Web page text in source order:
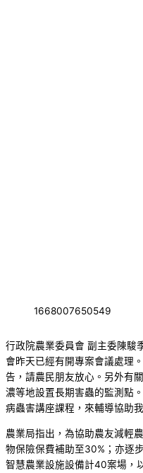
1668007650549
行政院農業委員會 副主委陳駿
會昨天已經有開專案會議處理
告，請農民朋友放心。另外有
濃等地設置長期害蟲的監測點
病蟲害講座課程，來輔導協助
農業局指出，為協助農友減輕
物保險保費補助至30%；亦逐
智慧農業設施設備計40案場，